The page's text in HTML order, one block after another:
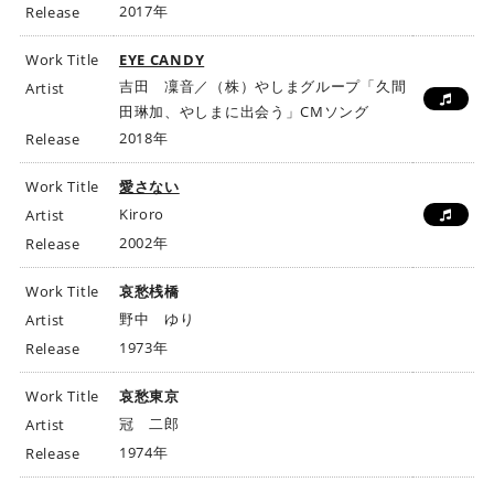
社
Release
2017年
Work Title
EYE CANDY
Artist
吉田 凜音／（株）やしまグループ「久間
田琳加、やしまに出会う」CMソング
Release
2018年
Work Title
愛さない
Artist
Kiroro
Release
2002年
Work Title
哀愁桟橋
Artist
野中 ゆり
Release
1973年
Work Title
哀愁東京
Artist
冠 二郎
Release
1974年